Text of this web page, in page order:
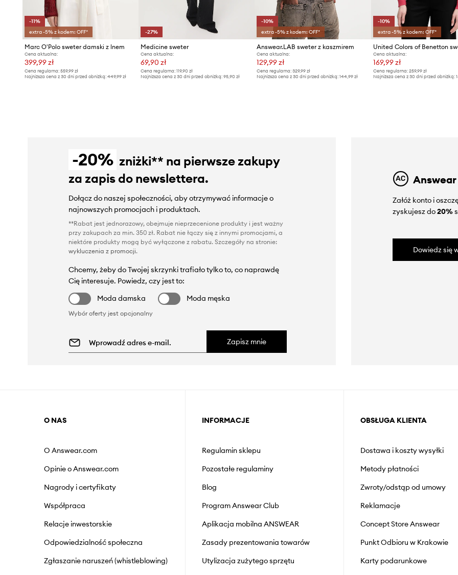
-11%
extra -5% z kodem: OFF*
Marc O'Polo sweter damski z lnem
Cena aktualna:
399,99 zł
Cena regularna: 559,99 zł
Najniższa cena z 30 dni przed obniżką: 449,99 zł
-27%
Medicine sweter
Cena aktualna:
69,90 zł
Cena regularna:119,90 zł
Najniższa cena z 30 dni przed obniżką:95,90 zł
-10%
extra -5% z kodem: OFF*
Answear.LAB sweter z kaszmirem
Cena aktualna:
129,99 zł
Cena regularna: 329,99 zł
Najniższa cena z 30 dni przed obniżką: 144,99 zł
-10%
extra -5% z kodem: OFF*
Cena aktualna:
169,99 zł
Cena regularna: 259,99 zł
Najniższa cena z 30 dni przed obniżką:
-20% zniżki** na pierwsze zakupy
za zapis do newslettera.
Dołącz do naszej społeczności, aby otrzymywać informacje o
najnowszych promocjach i produktach.
**Rabat jest jednorazowy, obejmuje nieprzecenione produkty i jest ważny
przy zakupach za min. 350 zł. Rabat nie łączy się z innymi promocjami, a
niektóre produkty mogą być wyłączone z rabatu. Szczegóły na stronie:
wykluczenia z promocji.
Chcemy, żeby do Twojej skrzynki trafiało tylko to, co naprawdę
Cię interesuje. Powiedz, czy jest to:
Moda damska
Moda męska
Wybór oferty jest opcjonalny
Zapisz mnie
Załóż konto i
zyskujesz do20%
Dowiedz się
O NAS
O Answear.com
Opinie o Answear.com
Nagrody i certyfikaty
Współpraca
Relacje inwestorskie
Odpowiedzialność społeczna
Zgłaszanie naruszeń (whistleblowing)
INFORMACJE
Regulamin sklepu
Pozostałe regulaminy
Blog
Program Answear Club
Aplikacja mobilna ANSWEAR
Zasady prezentowania towarów
Utylizacja zużytego sprzętu
OBSŁUGA KLIENTA
Dostawa i koszty wysyłki
Metody płatności
Zwroty/odstąp od umowy
Reklamacje
Concept Store Answear
Punkt Odbioru w Krakowie
Karty podarunkowe